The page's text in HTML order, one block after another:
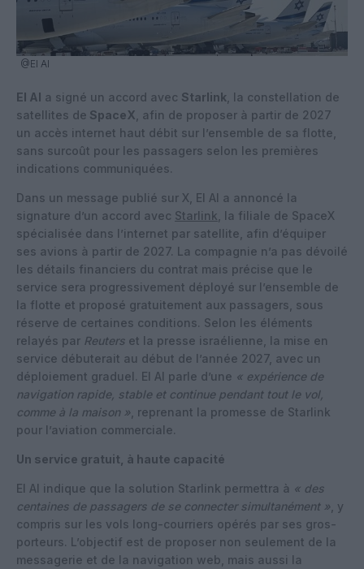
@El Al
El Al a signé un accord avec Starlink , la constellation de
satellites de SpaceX , afin de proposer à partir de 2027
un accès internet haut débit sur l’ensemble de sa flotte,
sans surcoût pour les passagers selon les premières
indications communiquées.
Dans un message publié sur X, El Al a annoncé la
signature d’un accord avec Starlink , la filiale de SpaceX
spécialisée dans l’internet par satellite, afin d’équiper
ses avions à partir de 2027. La compagnie n’a pas dévoilé
les détails financiers du contrat mais précise que le
service sera progressivement déployé sur l’ensemble de
la flotte et proposé gratuitement aux passagers, sous
réserve de certaines conditions. Selon les éléments
relayés par Reuters et la presse israélienne, la mise en
service débuterait au début de l’année 2027, avec un
déploiement graduel. El Al parle d’une « expérience de
navigation rapide, stable et continue pendant tout le vol,
comme à la maison » , reprenant la promesse de Starlink
pour l’aviation commerciale.
Un service gratuit, à haute capacité
El Al indique que la solution Starlink permettra à « des
centaines de passagers de se connecter simultanément » , y
compris sur les vols long-courriers opérés par ses gros-
porteurs. L’objectif est de proposer non seulement de la
messagerie et de la navigation web, mais aussi la